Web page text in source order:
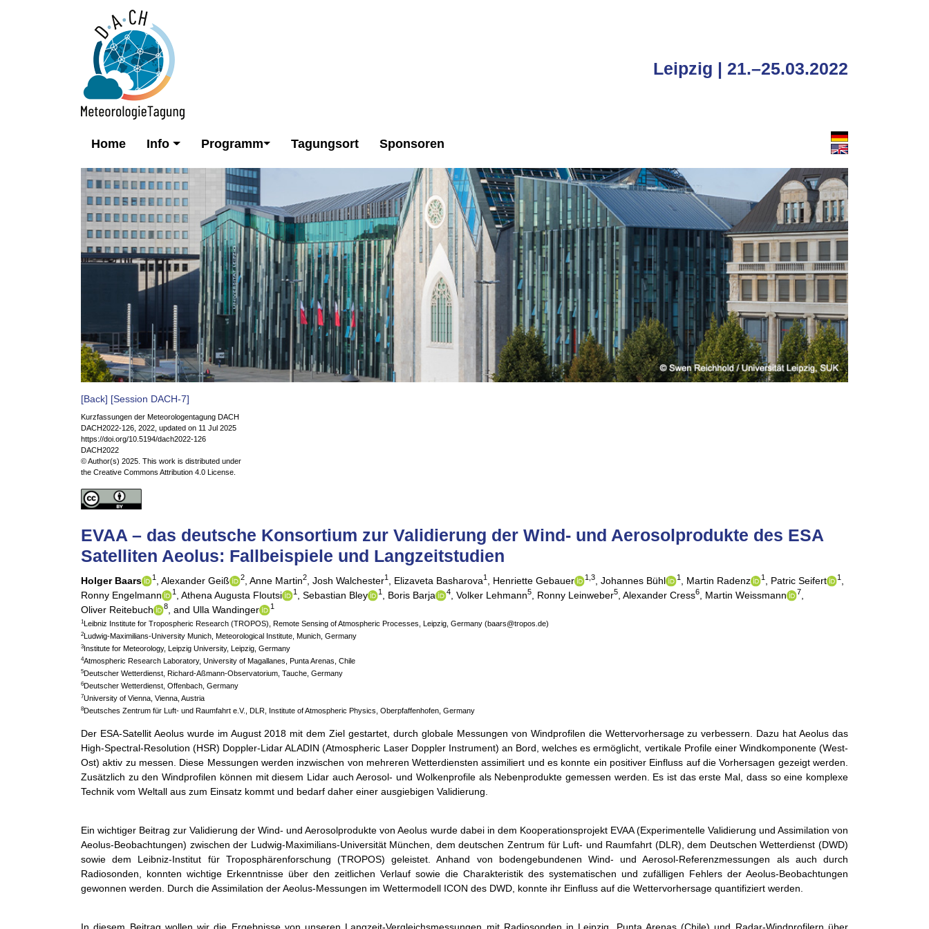
Leipzig | 21.–25.03.2022
Home Info Programm Tagungsort Sponsoren
[Back] [Session DACH-7]
Kurzfassungen der Meteorologentagung DACH
DACH2022-126, 2022, updated on 11 Jul 2025
https://doi.org/10.5194/dach2022-126
DACH2022
© Author(s) 2025. This work is distributed under
the Creative Commons Attribution 4.0 License.
EVAA – das deutsche Konsortium zur Validierung der Wind- und Aerosolprodukte des ESA
Satelliten Aeolus: Fallbeispiele und Langzeitstudien
Holger Baars 1 Alexander Geiß 2, Anne Martin2, Josh Walchester1, Elizaveta Basharova1, Henriette Gebauer 1,3 Johannes Bühl 1, Martin Radenz 1, Patric Seifert 1
Ronny Engelmann
1 Athena Augusta Floutsi 1, Sebastian Bley 1 Boris Barja 4, Volker Lehmann5, Ronny Leinweber5, Alexander Cress6, Martin Weissmann 7
Oliver Reitebuch
8 and Ulla Wandinger 1
1Leibniz Institute for Tropospheric Research (TROPOS), Remote Sensing of Atmospheric Processes, Leipzig, Germany (baars@tropos.de)
2Ludwig-Maximilians-University Munich, Meteorological Institute, Munich, Germany
3Institute for Meteorology, Leipzig University, Leipzig, Germany
4Atmospheric Research Laboratory, University of Magallanes, Punta Arenas, Chile
5Deutscher Wetterdienst, Richard-Aßmann-Observatorium, Tauche, Germany
6Deutscher Wetterdienst, Offenbach, Germany
7University of Vienna, Vienna, Austria
8Deutsches Zentrum für Luft- und Raumfahrt e.V., DLR, Institute of Atmospheric Physics, Oberpfaffenhofen, Germany
Der ESA-Satellit Aeolus wurde im August 2018 mit dem Ziel gestartet, durch globale Messungen von Windprofilen die Wettervorhersage zu verbessern. Dazu hat Aeolus das
High-Spectral-Resolution (HSR) Doppler-Lidar ALADIN (Atmospheric Laser Doppler Instrument) an Bord, welches es ermöglicht, vertikale Profile einer Windkomponente (West-
Ost) aktiv zu messen. Diese Messungen werden inzwischen von mehreren Wetterdiensten assimiliert und es konnte ein positiver Einfluss auf die Vorhersagen gezeigt werden.
Zusätzlich zu den Windprofilen können mit diesem Lidar auch Aerosol- und Wolkenprofile als Nebenprodukte gemessen werden. Es ist das erste Mal, dass so eine komplexe
Technik vom Weltall aus zum Einsatz kommt und bedarf daher einer ausgiebigen Validierung.
Ein wichtiger Beitrag zur Validierung der Wind- und Aerosolprodukte von Aeolus wurde dabei in dem Kooperationsprojekt EVAA (Experimentelle Validierung und Assimilation von
Aeolus-Beobachtungen) zwischen der Ludwig-Maximilians-Universität München, dem deutschen Zentrum für Luft- und Raumfahrt (DLR), dem Deutschen Wetterdienst (DWD)
sowie dem Leibniz-Institut für Troposphärenforschung (TROPOS) geleistet. Anhand von bodengebundenen Wind- und Aerosol-Referenzmessungen als auch durch
Radiosonden, konnten wichtige Erkenntnisse über den zeitlichen Verlauf sowie die Charakteristik des systematischen und zufälligen Fehlers der Aeolus-Beobachtungen
gewonnen werden. Durch die Assimilation der Aeolus-Messungen im Wettermodell ICON des DWD, konnte ihr Einfluss auf die Wettervorhersage quantifiziert werden.
In diesem Beitrag wollen wir die Ergebnisse von unseren Langzeit-Vergleichsmessungen mit Radiosonden in Leipzig, Punta Arenas (Chile) und Radar-Windprofilern über